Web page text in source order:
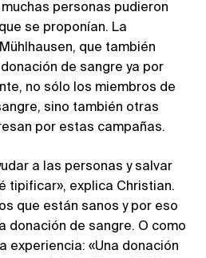
personas pudieron
se proponían. La
que también
de sangre ya por
no sólo los miembros de
sino también otras
por estas campañas.
a las personas y salvar
tipificar», explica Christian.
que están sanos y por eso
donación de sangre. O como
experiencia: «Una donación